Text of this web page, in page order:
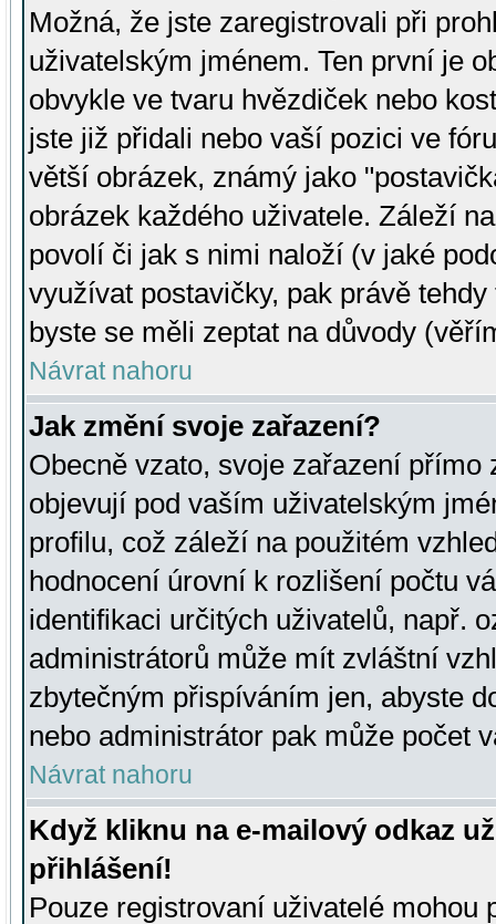
Možná, že jste zaregistrovali při
uživatelským jménem. Ten první je
obvykle ve tvaru hvězdiček nebo
jste již přidali nebo vaší pozici ve
větší obrázek, známý jako
obrázek každého uživatele. Záleží
povolí či jak s nimi naloží (v jaké
využívat postavičky, pak právě
byste se měli zeptat na důvody
Návrat nahoru
Jak změní svoje zařazení?
Obecně vzato, svoje zařazení přímo
objevují pod vaším uživatelským
profilu, což záleží na použitém
hodnocení úrovní k rozlišení počtu
identifikaci určitých uživatelů, např.
administrátorů může mít zvláštní
zbytečným přispíváním jen, abyste
nebo administrátor pak může počet
Návrat nahoru
Když kliknu na e-mailový odkaz
přihlášení!
Pouze registrovaní uživatelé mohou